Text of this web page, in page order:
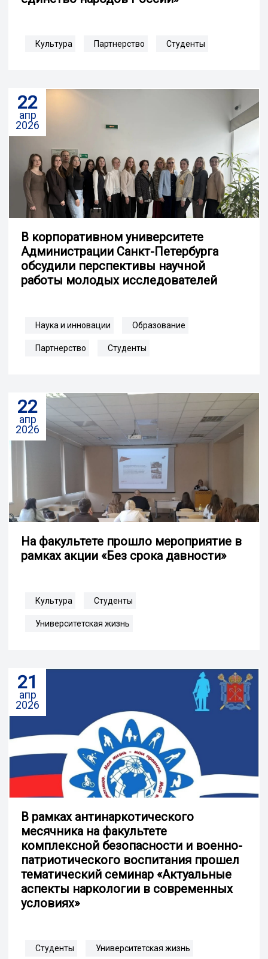
Культура Партнерство Студенты
22
апр
2026
В корпоративном университете
Администрации Санкт-Петербурга
обсудили перспективы научной
работы молодых исследователей
Наука и инновации Образование
Партнерство Студенты
22
апр
2026
На факультете прошло мероприятие в
рамках акции «Без срока давности»
Культура Студенты
Университетская жизнь
21
апр
2026
В рамках антинаркотического
месячника на факультете
комплексной безопасности и военно-
патриотического воспитания прошел
тематический семинар «Актуальные
аспекты наркологии в современных
условиях»
Студенты Университетская жизнь